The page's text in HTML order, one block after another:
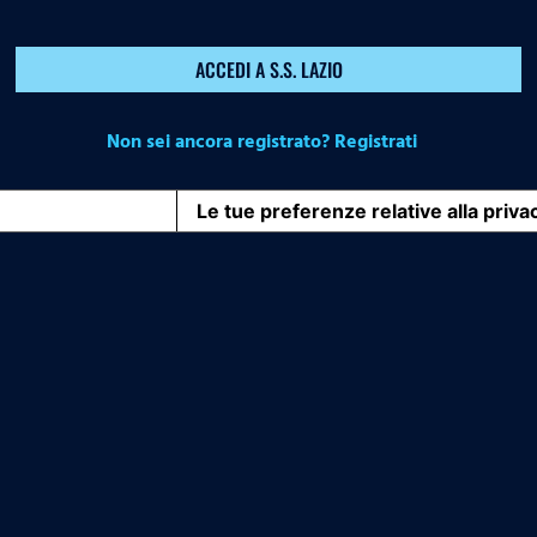
ACCEDI A S.S. LAZIO
Non sei ancora registrato? Registrati
Le tue preferenze relative alla